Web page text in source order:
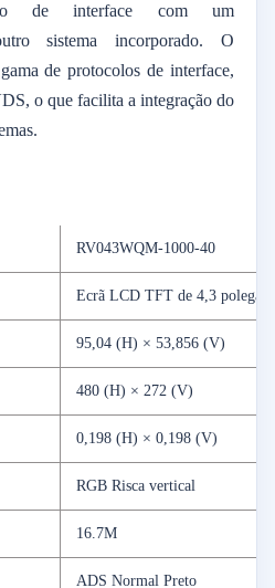
de interface com um
sistema incorporado. O
de protocolos de interface,
o que facilita a integração do
RV043WQM-1000-40
Ecrã LCD TFT de 4,3
95,04 (H) × 53,856 (V)
480 (H) × 272 (V)
0,198 (H) × 0,198 (V)
RGB Risca vertical
16.7M
ADS Normal Preto